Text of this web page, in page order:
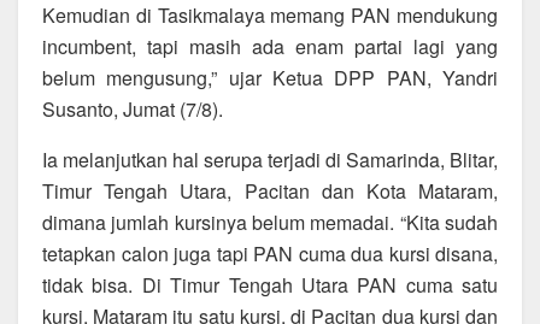
Kemudian di Tasikmalaya memang PAN mendukung
incumbent, tapi masih ada enam partai lagi yang
belum mengusung,” ujar Ketua DPP PAN, Yandri
Susanto, Jumat (7/8).
Ia melanjutkan hal serupa terjadi di Samarinda, Blitar,
Timur Tengah Utara, Pacitan dan Kota Mataram,
dimana jumlah kursinya belum memadai. “Kita sudah
tetapkan calon juga tapi PAN cuma dua kursi disana,
tidak bisa. Di Timur Tengah Utara PAN cuma satu
kursi, Mataram itu satu kursi, di Pacitan dua kursi dan